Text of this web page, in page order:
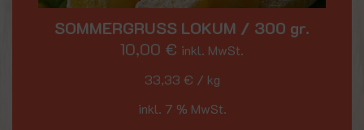
SOMMERGRUSS LOKUM / 300 gr.
10,00 € inkl. MwSt.
33,33 € / kg
inkl. 7 % MwSt.